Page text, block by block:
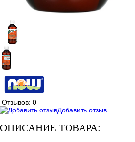
Отзывов: 0
Добавить отзыв
ОПИСАНИЕ ТОВАРА: